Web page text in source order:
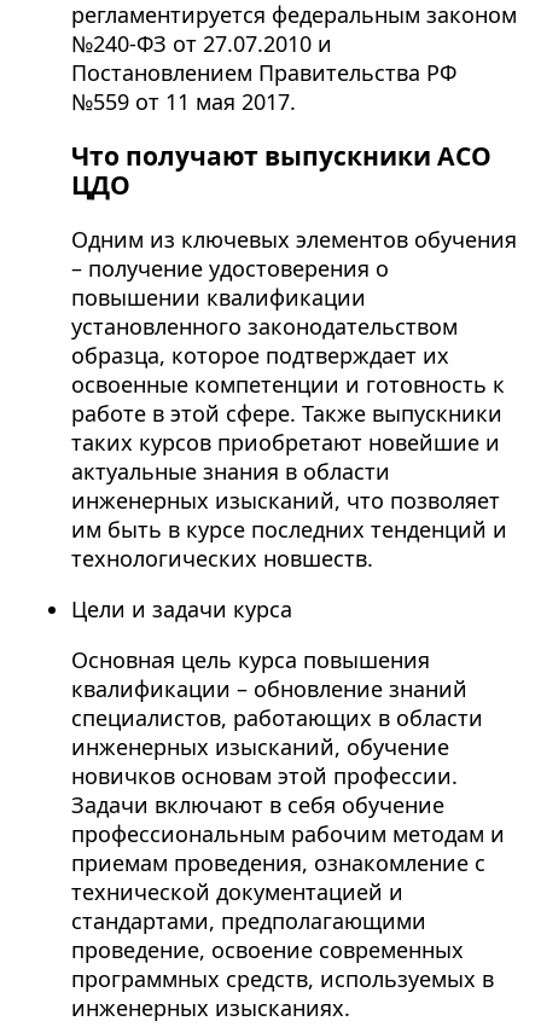
регламентируется федеральным законом
№240-ФЗ от 27.07.2010 и
Постановлением Правительства РФ
№559 от 11 мая 2017.
Что получают выпускники АСО
ЦДО
Одним из ключевых элементов обучения
– получение удостоверения о
повышении квалификации
установленного законодательством
образца, которое подтверждает их
освоенные компетенции и готовность к
работе в этой сфере. Также выпускники
таких курсов приобретают новейшие и
актуальные знания в области
инженерных изысканий, что позволяет
им быть в курсе последних тенденций и
технологических новшеств.
Цели и задачи курса
Основная цель курса повышения
квалификации – обновление знаний
специалистов, работающих в области
инженерных изысканий, обучение
новичков основам этой профессии.
Задачи включают в себя обучение
профессиональным рабочим методам и
приемам проведения, ознакомление с
технической документацией и
стандартами, предполагающими
проведение, освоение современных
программных средств, используемых в
инженерных изысканиях.